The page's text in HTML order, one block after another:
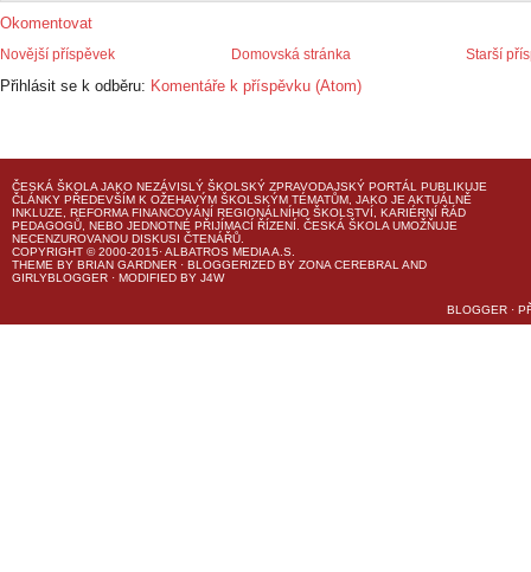
Okomentovat
Novější příspěvek Starší
Domovská stránka
Přihlásit se k odběru: Komentáře k příspěvku (Atom)
ČESKÁ ŠKOLA JAKO NEZÁVISLÝ ŠKOLSKÝ ZPRAVODAJSKÝ PORTÁL PUBLIKUJE
ČLÁNKY PŘEDEVŠÍM K OŽEHAVÝM ŠKOLSKÝM TÉMATŮM, JAKO JE AKTUÁLNĚ
INKLUZE, REFORMA FINANCOVÁNÍ REGIONÁLNÍHO ŠKOLSTVÍ, KARIÉRNÍ ŘÁD
PEDAGOGŮ, NEBO JEDNOTNÉ PŘIJÍMACÍ ŘÍZENÍ. ČESKÁ ŠKOLA UMOŽŇUJE
NECENZUROVANOU DISKUSI ČTENÁŘŮ.
COPYRIGHT © 2000-2015· ALBATROS MEDIA A.S.
THEME BY BRIAN GARDNER · BLOGGERIZED BY ZONA CEREBRAL AND
GIRLYBLOGGER · MODIFIED BY J4W
BLOGGER ·